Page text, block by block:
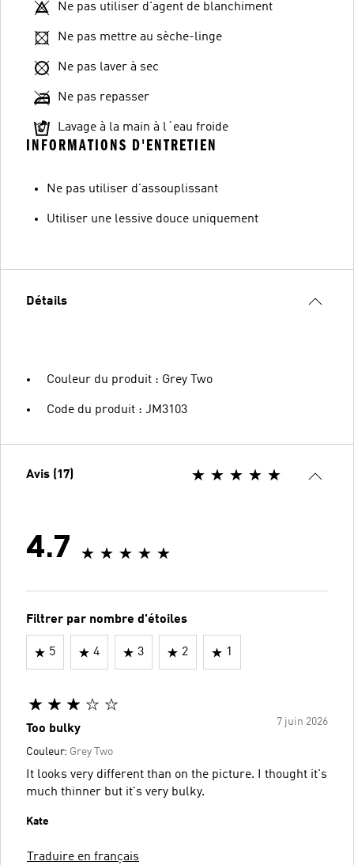
Ne pas utiliser d'agent de blanchiment
Ne pas mettre au sèche-linge
Ne pas laver à sec
Ne pas repasser
Lavage à la main à l´eau froide
INFORMATIONS D'ENTRETIEN
Ne pas utiliser d'assouplissant
Utiliser une lessive douce uniquement
Détails
Couleur du produit : Grey Two
Code du produit : JM3103
Avis (17)
4.7
Filtrer par nombre d'étoiles
5 4 3 2 1
7 juin 2026
Too bulky
Couleur: Grey Two
It looks very different than on the picture. I thought it's
much thinner but it's very bulky.
Kate
Traduire en français